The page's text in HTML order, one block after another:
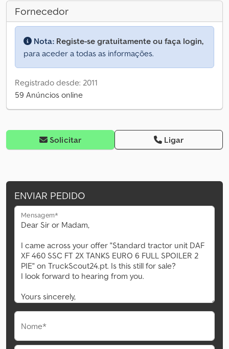
Fornecedor
Nota: Registe-se gratuitamente ou faça login,
para aceder a todas as informações.
Registrado desde: 2011
59 Anúncios online
Solicitar Ligar
ENVIAR PEDIDO
Mensagem*
Nome*